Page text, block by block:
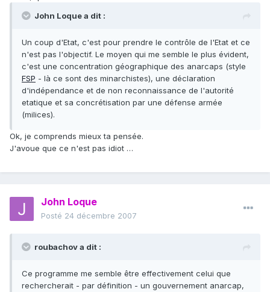
John Loque a dit :
Un coup d'Etat, c'est pour prendre le contrôle de l'Etat et ce
n'est pas l'objectif. Le moyen qui me semble le plus évident,
c'est une concentration géographique des anarcaps (style
FSP - là ce sont des minarchistes), une déclaration
d'indépendance et de non reconnaissance de l'autorité
etatique et sa concrétisation par une défense armée
(milices).
Ok, je comprends mieux ta pensée.
J'avoue que ce n'est pas idiot …
John Loque
Posté 24 décembre 2007
roubachov a dit :
Ce programme me semble être effectivement celui que
rechercherait - par définition - un gouvernement anarcap,